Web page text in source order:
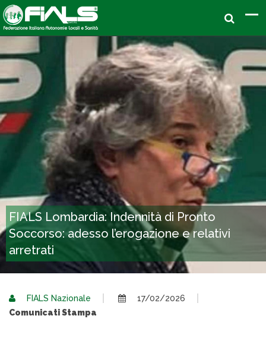
FIALS Lombardia: Indennità di Pronto
Soccorso: adesso l’erogazione e relativi
arretrati
FIALS Nazionale
17/02/2026
Comunicati Stampa